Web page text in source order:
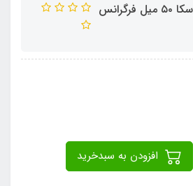
ادکلن کازاموراتی لاتوسکا ۵٠ میل فرگرانس